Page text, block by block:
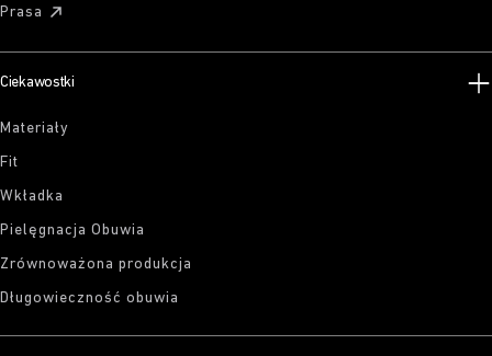
Prasa
Ciekawostki
Materiały
Fit
Wkładka
Pielęgnacja Obuwia
Zrównoważona produkcja
Długowieczność obuwia